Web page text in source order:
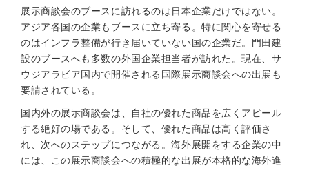
展示商談会のブースに訪れるのは日本企業だけではない。
アジア各国の企業もブースに立ち寄る。特に関心を寄せる
のはインフラ整備が行き届いていない国の企業だ。門田建
設のブースへも多数の外国企業担当者が訪れた。現在、サ
ウジアラビア国内で開催される国際展示商談会への出展も
要請されている。
国内外の展示商談会は、自社の優れた商品を広くアピール
する絶好の場である。そして、優れた商品は高く評価さ
れ、次へのステップにつながる。海外展開をする企業の中
には、この展示商談会への積極的な出展が本格的な海外進